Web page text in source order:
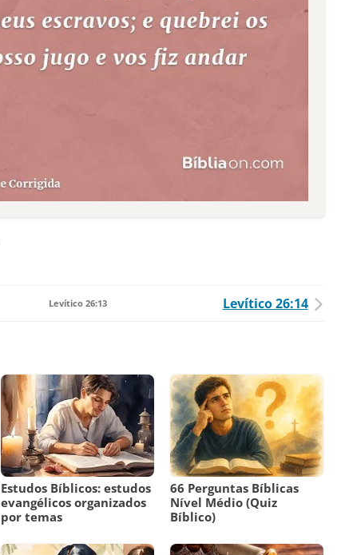
Levítico 26:13 Levítico 26:14
Estudos Bíblicos: estudos
evangélicos organizados
por temas
66 Perguntas Bíblicas
Nível Médio (Quiz
Bíblico)